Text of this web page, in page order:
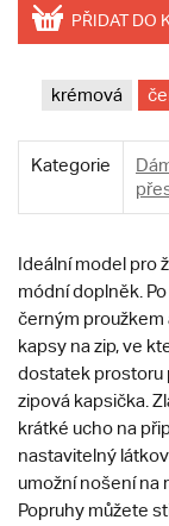
PŘIDAT DO
krémová
Kategorie
Ideální model pro
módní doplněk.
černým proužkem
kapsy na zip, ve
dostatek prostoru
zipová kapsička.
krátké ucho na
nastavitelný
umožní nošení na
Popruhy můžete